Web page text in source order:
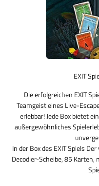
EXIT
Die erfolgreichen EXIT
Teamgeist eines Live-
erlebbar! Jede Box bietet
außergewöhnliches
In der Box des EXIT Spiels
Decodier-Scheibe, 85 Karten,